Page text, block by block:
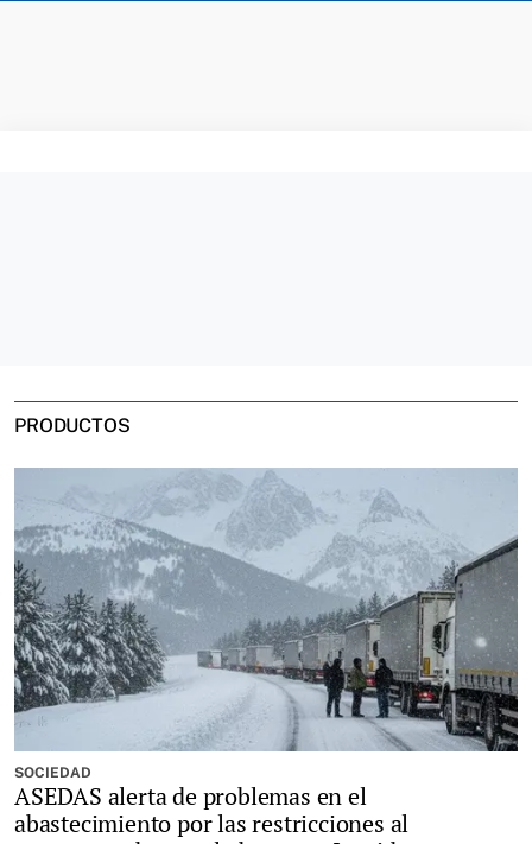
PRODUCTOS
SOCIEDAD
ASEDAS alerta de problemas en el
abastecimiento por las restricciones al